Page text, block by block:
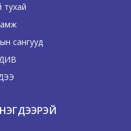
тухай
сангууд